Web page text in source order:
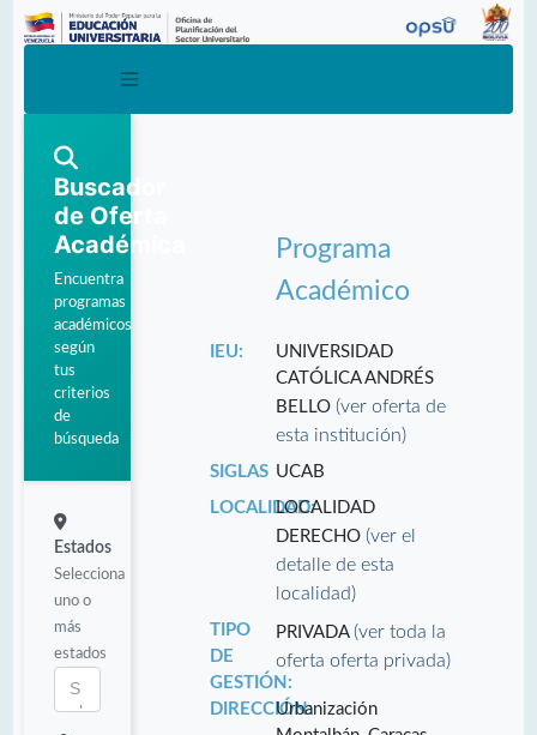
Buscador
de Oferta
Académica
Encuentra
programas
académicos
según
tus
criterios
de
búsqueda
Estados
Selecciona
uno o
más
estados
Programa
Académico
IEU:
UNIVERSIDAD
CATÓLICA ANDRÉS
BELLO(ver oferta de
esta institución)
SIGLAS UCAB
LOCALIDAD:LOCALIDAD
DERECHO(ver el
detalle de esta
localidad)
TIPO
DE
GESTIÓN:
PRIVADA(ver toda la
oferta oferta privada)
DIRECCIÓN:Urbanización